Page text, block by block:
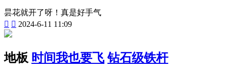
昙花就开了呀！真是好手气
  2024-6-11 11:09
地板 时间我也要飞 钻石级铁杆